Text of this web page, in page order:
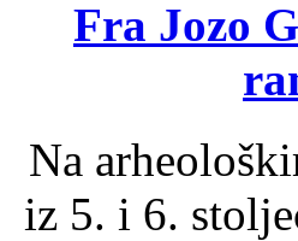
Fra Jozo
Na
iz 5. i 6.